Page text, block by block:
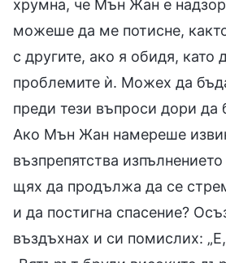
хрумна, че Мън Жан е
можеше да ме потисне,
с другите, ако я обидя, като
проблемите ѝ. Можех да
преди тези въпроси дори да
Ако Мън Жан намереше
възпрепятства
щях да продължа да се
и да постигна спасение?
въздъхнах и си помислих: